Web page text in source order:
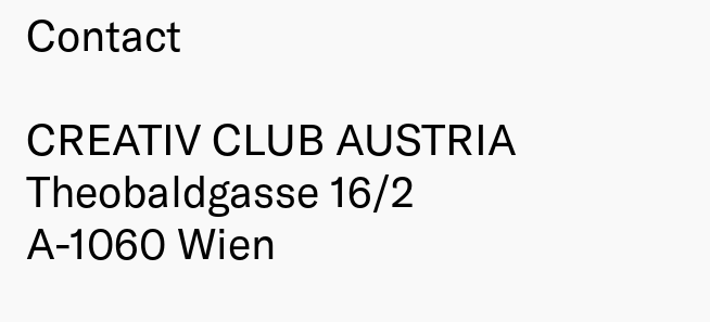
Contact
CREATIV CLUB AUSTRIA
Theobaldgasse 16/2
A-1060 Wien